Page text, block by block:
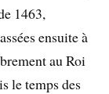
1463,
ensuite à
au Roi
le temps des